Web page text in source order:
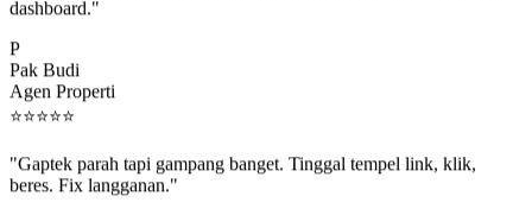
Pak Budi
Agen Properti
⭐⭐⭐⭐⭐
beres. Fix langganan."